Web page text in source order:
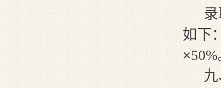
如下
×